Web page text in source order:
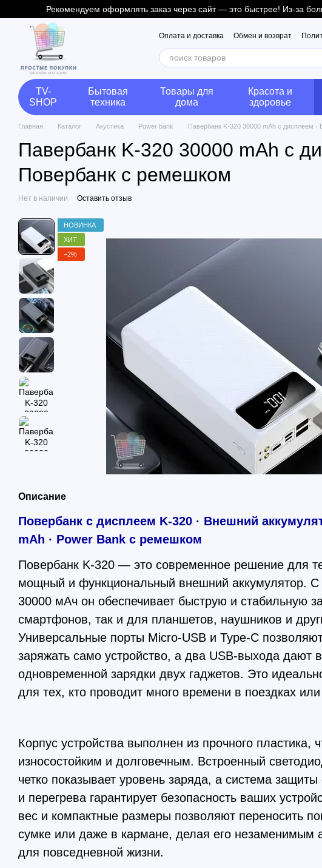
Перейти к основному контенту
Рекомендуем оформлять заказ через сайт — это быстрее! Из-за
Оплата и доставка Обмен и возврат
TV-
SHOP
Бытовая
техника
Товары для
дома
Красота и
здоровье
Главная Каталог Акустика Power bank Павербанк K-320 30000 mAh с дисплеем
Павербанк K-320 30000 mAh с
Повербанк с ремешком
Нет в наличии Оставить отзыв
НОВИНКА
ХИТ
−2%
Описание
Повербанк с дисплеем K-320 · Внешний
mAh · Power Bank с ремешком
Повербанк K-320 — это современное решение для
мощный и функциональный внешний аккумулятор. С
30000 мАч он обеспечивает быструю и стабильную
смартфонов, так и для планшетов, наушников и
Универсальные порты Micro-USB и Type-C
заряжать само устройство, а два USB-выхода дают
одновременной зарядки двух гаджетов. Это
для тех, кто проводит много времени в поездках
Корпус устройства выполнен из прочного пластика,
износостойким и долговечным. Встроенный
четко показывает уровень заряда, а система защиты
и перегрева гарантирует безопасность ваших
вес и компактные размеры позволяют переносить
сумке или даже в кармане, делая его незаменимым
для повседневной жизни.